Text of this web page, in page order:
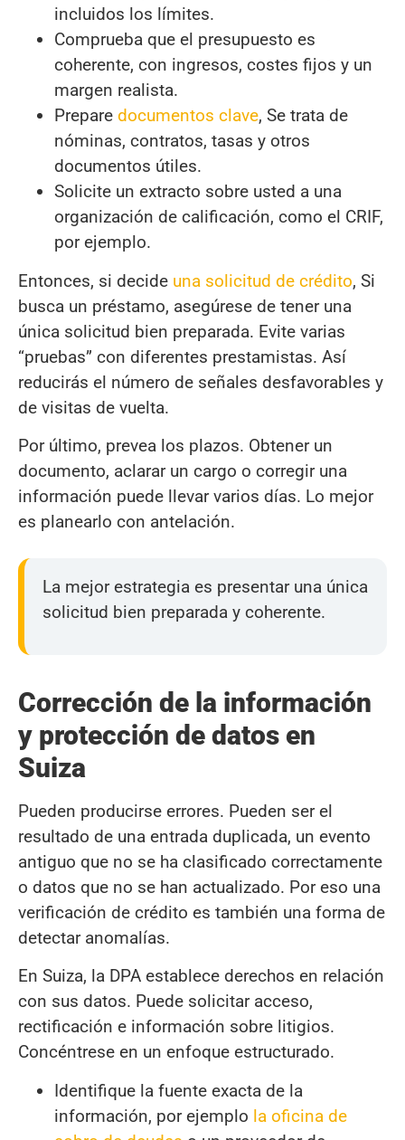
incluidos los límites.
Comprueba que el presupuesto es
coherente, con ingresos, costes fijos y un
margen realista.
Prepare documentos clave, Se trata de
nóminas, contratos, tasas y otros
documentos útiles.
Solicite un extracto sobre usted a una
organización de calificación, como el CRIF,
por ejemplo.
Entonces, si decide una solicitud de crédito, Si
busca un préstamo, asegúrese de tener una
única solicitud bien preparada. Evite varias
“pruebas” con diferentes prestamistas. Así
reducirás el número de señales desfavorables y
de visitas de vuelta.
Por último, prevea los plazos. Obtener un
documento, aclarar un cargo o corregir una
información puede llevar varios días. Lo mejor
es planearlo con antelación.
La mejor estrategia es presentar una única
solicitud bien preparada y coherente.
Corrección de la información
y protección de datos en
Suiza
Pueden producirse errores. Pueden ser el
resultado de una entrada duplicada, un evento
antiguo que no se ha clasificado correctamente
o datos que no se han actualizado. Por eso una
verificación de crédito es también una forma de
detectar anomalías.
En Suiza, la DPA establece derechos en relación
con sus datos. Puede solicitar acceso,
rectificación e información sobre litigios.
Concéntrese en un enfoque estructurado.
Identifique la fuente exacta de la
información, por ejemplo la oficina de